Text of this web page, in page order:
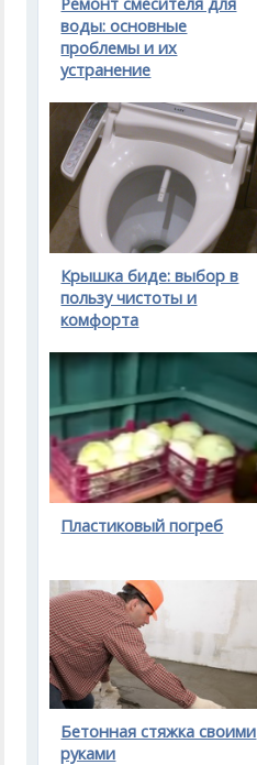
воды: основные
проблемы и их
устранение
Крышка биде: выбор в
пользу чистоты и
комфорта
Пластиковый погреб
Бетонная стяжка своими
руками